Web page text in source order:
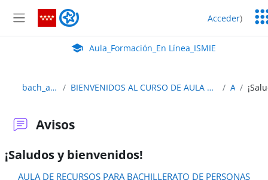
Panel lateral
Aula_Formación_En Línea_ISMIE Acceder)
Aula Virtual de EducaMadrid:
Aula_Formación_En Línea_ISMIE
bach_adultos_2edición BIENVENIDOS AL CURSO DE AULA VIRTUAL PARA BACHILLERATO A DISTANCIA Y SEMIPRESENCIAL Avisos
Avisos
¡Saludos y bienvenidos!
AULA DE RECURSOS PARA BACHILLERATO DE PERSONAS